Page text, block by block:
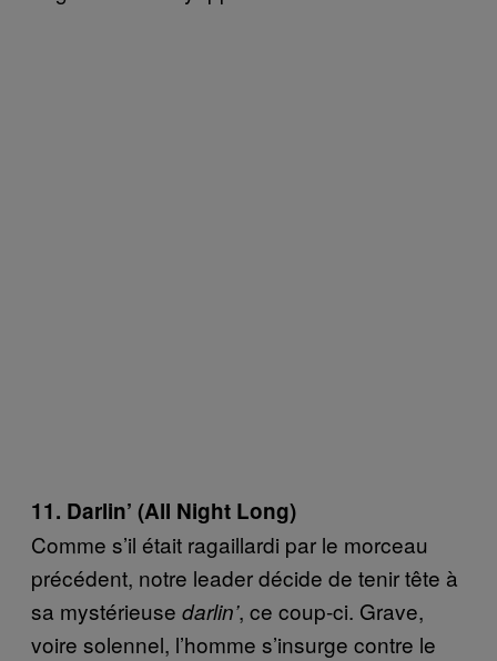
11. Darlin’ (All Night Long)
Comme s’il était ragaillardi par le morceau
précédent, notre leader décide de tenir tête à
sa mystérieuse darlin’, ce coup-ci. Grave,
voire solennel, l’homme s’insurge contre le